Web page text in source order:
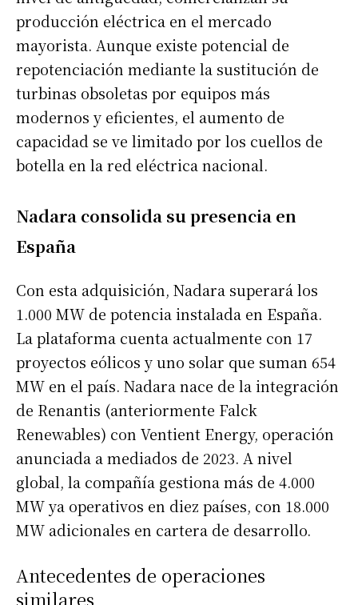
producción eléctrica en el mercado
mayorista. Aunque existe potencial de
repotenciación mediante la sustitución de
turbinas obsoletas por equipos más
modernos y eficientes, el aumento de
capacidad se ve limitado por los cuellos de
botella en la red eléctrica nacional.
Nadara consolida su presencia en
España
Con esta adquisición, Nadara superará los
1.000 MW de potencia instalada en España.
La plataforma cuenta actualmente con 17
proyectos eólicos y uno solar que suman 654
MW en el país. Nadara nace de la integración
de Renantis (anteriormente Falck
Renewables) con Ventient Energy, operación
anunciada a mediados de 2023. A nivel
global, la compañía gestiona más de 4.000
MW ya operativos en diez países, con 18.000
MW adicionales en cartera de desarrollo.
Antecedentes de operaciones
similares